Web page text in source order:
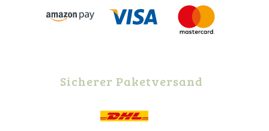
Sicherer Paketversand